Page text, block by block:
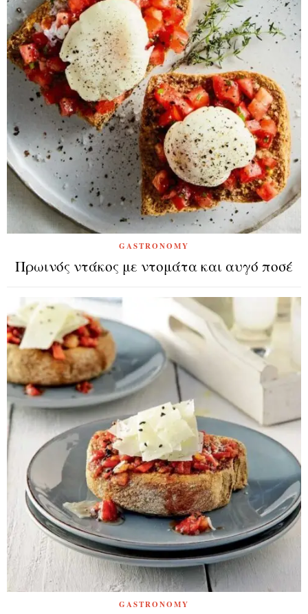
GASTRONOMY
Πρωινός ντάκος με ντομάτα και αυγό ποσέ
GASTRONOMY